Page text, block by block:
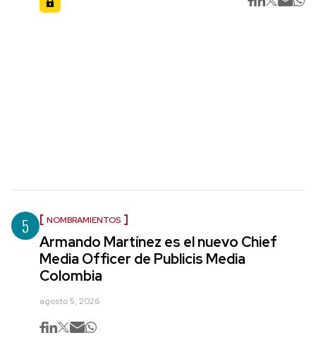
5 NOMBRAMIENTOS
Armando Martínez es el nuevo Chief
Media Officer de Publicis Media
Colombia
agosto 5, 2026